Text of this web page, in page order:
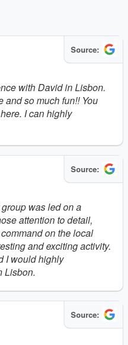
Source:
with David in Lisbon.
and so much fun!! You
I can highly
Source:
was led on a
attention to detail,
on the local
and exciting activity.
I would highly
Lisbon.
Source: